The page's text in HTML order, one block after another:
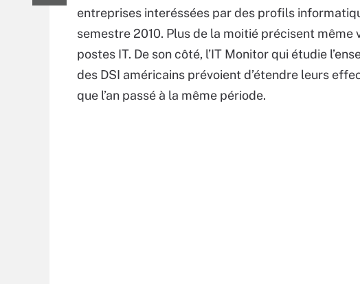
entreprises interéssées par des profils
semestre 2010. Plus de la moitié précisent même
postes IT. De son côté, l’IT Monitor qui étudie
des DSI américains prévoient d’étendre leurs
que l’an passé à la même période.